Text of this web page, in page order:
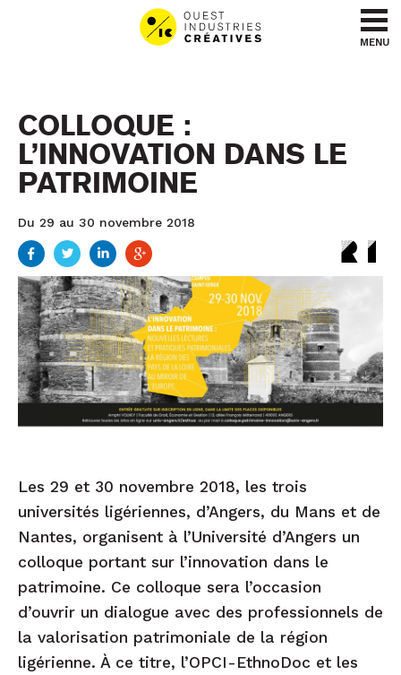
Aller au menu
Aller au contenu
MENU
COLLOQUE :
L’INNOVATION DANS LE
PATRIMOINE
Du 29 au 30 novembre 2018
Les 29 et 30 novembre 2018, les trois
universités ligériennes, d’Angers, du Mans et de
Nantes, organisent à l’Université d’Angers un
colloque portant sur l’innovation dans le
patrimoine. Ce colloque sera l’occasion
d’ouvrir un dialogue avec des professionnels de
la valorisation patrimoniale de la région
ligérienne. À ce titre, l’OPCI-EthnoDoc et les